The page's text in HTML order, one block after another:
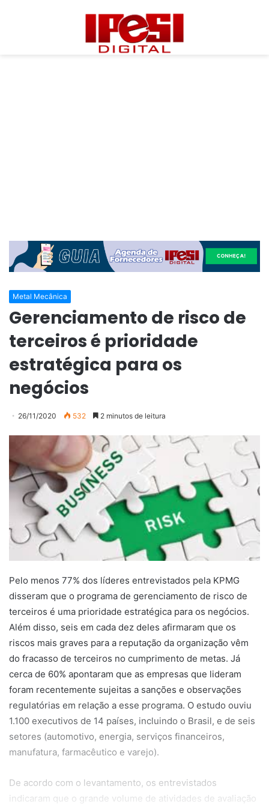
Metal Mecânica
Gerenciamento de risco de
terceiros é prioridade
estratégica para os
negócios
26/11/2020 532 2 minutos de leitura
Pelo menos 77% dos líderes entrevistados pela KPMG
disseram que o programa de gerenciamento de risco de
terceiros é uma prioridade estratégica para os negócios.
Além disso, seis em cada dez deles afirmaram que os
riscos mais graves para a reputação da organização vêm
do fracasso de terceiros no cumprimento de metas. Já
cerca de 60% apontaram que as empresas que lideram
foram recentemente sujeitas a sanções e observações
regulatórias em relação a esse programa. O estudo ouviu
1.100 executivos de 14 países, incluindo o Brasil, e de seis
setores (automotivo, energia, serviços financeiros,
manufatura, farmacêutico e varejo).
De acordo com o levantamento, os entrevistados
indicaram que o grande volume de atividades de avaliação